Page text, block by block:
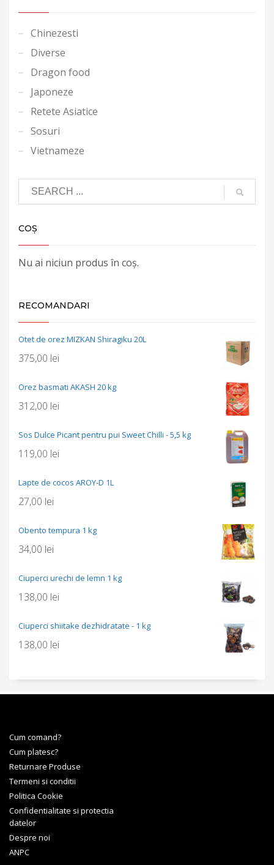
Chinezesti
Diverse
Dragon food
Japoneze
Retete Asiatice
Sosuri
Vietnameze
COȘ
Nu ai niciun produs în coș.
RECOMANDARI
Otet de orez MIZKAN Shiragiku 20L
375,00 lei
Orez basmati AKASH 20 kg
312,00 lei
Sos Dulce Picant pentru pui Sweet Chilli - 5,5 kg
119,00 lei
Lapte de cocos AROY-D 1L
27,00 lei
Obento tempura 1 kg
34,00 lei
Ciuperci urechi de lemn 1 kg
138,00 lei
Ciuperci shiitake dezhidratate - 1 kg
138,00 lei
Cum comand?
Cum platesc?
Returnare Produse
Termeni si conditii
Politica Cookie
Confidentialitate si protectia
datelor
Despre noi
ANPC